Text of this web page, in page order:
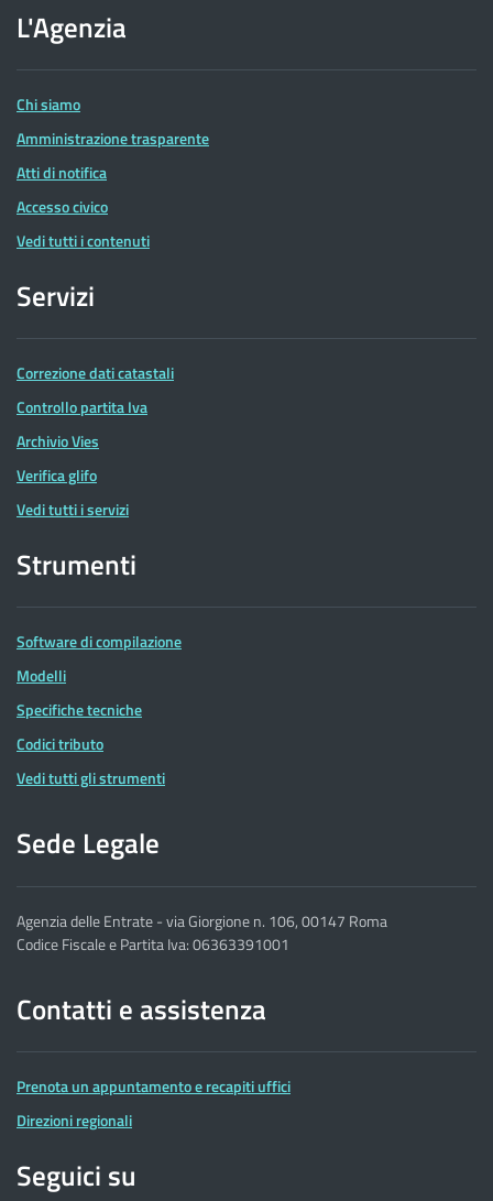
dell'Agenzia
delle
Entrate
L'Agenzia
Chi siamo
Amministrazione trasparente
Atti di notifica
Accesso civico
Vedi tutti i contenuti
Servizi
Correzione dati catastali
Controllo partita Iva
Archivio Vies
Verifica glifo
Vedi tutti i servizi
Strumenti
Software di compilazione
Modelli
Specifiche tecniche
Codici tributo
Vedi tutti gli strumenti
Sede Legale
Agenzia delle Entrate - via Giorgione n. 106, 00147 Roma
Codice Fiscale e Partita Iva: 06363391001
Contatti e assistenza
Prenota un appuntamento e recapiti uffici
Direzioni regionali
Seguici su